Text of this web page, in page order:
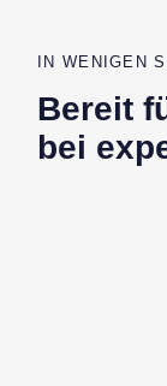
IN WENIGEN
Bereit
bei